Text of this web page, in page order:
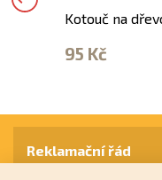
Kotouč na
95 Kč
Reklamační řád